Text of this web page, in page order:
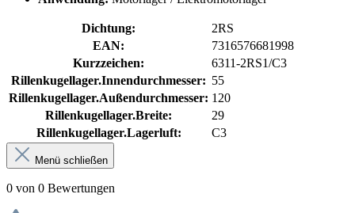
Dichtung:
2RS
EAN:
7316576681998
Kurzzeichen:
6311-2RS1/C3
Rillenkugellager.Innendurchmesser: 55
Rillenkugellager.Außendurchmesser: 120
Rillenkugellager.Breite:
29
Rillenkugellager.Lagerluft:
C3
Menü schließen
0 von 0 Bewertungen